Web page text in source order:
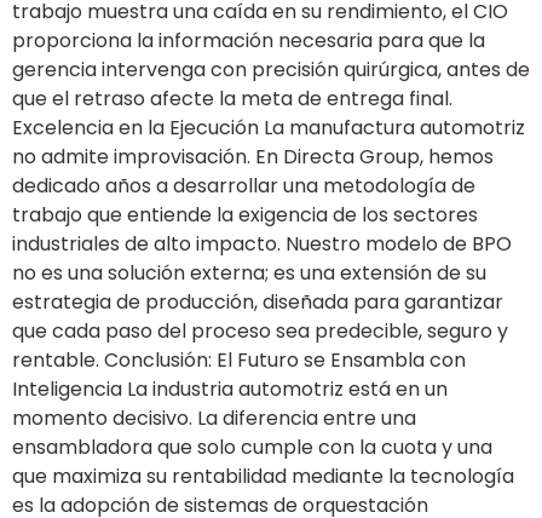
trabajo muestra una caída en su rendimiento, el CIO
proporciona la información necesaria para que la
gerencia intervenga con precisión quirúrgica, antes de
que el retraso afecte la meta de entrega final.
Excelencia en la Ejecución La manufactura automotriz
no admite improvisación. En Directa Group, hemos
dedicado años a desarrollar una metodología de
trabajo que entiende la exigencia de los sectores
industriales de alto impacto. Nuestro modelo de BPO
no es una solución externa; es una extensión de su
estrategia de producción, diseñada para garantizar
que cada paso del proceso sea predecible, seguro y
rentable. Conclusión: El Futuro se Ensambla con
Inteligencia La industria automotriz está en un
momento decisivo. La diferencia entre una
ensambladora que solo cumple con la cuota y una
que maximiza su rentabilidad mediante la tecnología
es la adopción de sistemas de orquestación